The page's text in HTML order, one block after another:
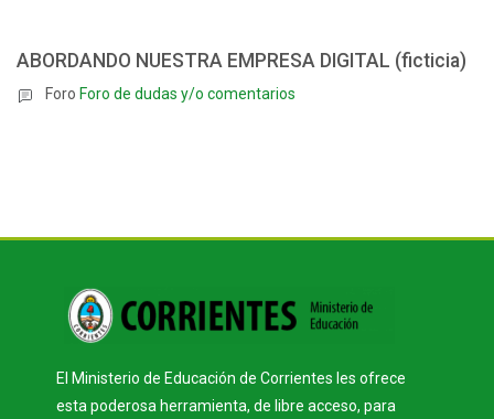
ABORDANDO NUESTRA EMPRESA DIGITAL (ficticia)
Foro Foro de dudas y/o comentarios
El Ministerio de Educación de Corrientes les ofrece
esta poderosa herramienta, de libre acceso, para